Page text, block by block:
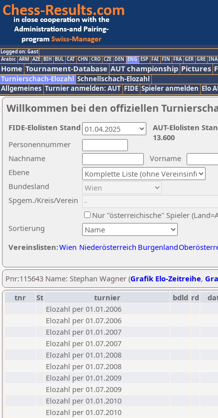
Logged on: Gast
Arabic ARM AZE BIH BUL CAT CHN CRO CZE DEN ENG ESP FAI FIN FRA GER GRE INA
Home Tournament-Database AUT championship Pictures
Turnierschach-Elozahl Schnellschach-Elozahl
Allgemeines Turnier anmelden: AUT FIDE Spieler anmelden Elo
Willkommen bei den offiziellen
Nachname
Vorname
Ebene
Sortierung
Personennummer
Bundesland
Spgem./Kreis/Verein
Nur "österreichische" Spieler
Vereinslisten:Wien Niederösterreich Burgenland
AUT-Elolisten
13.600
FIDE-Elolisten Stand
Pnr:115643 Name: Stephan Wagner (Grafik Elo-Zeitreihe,
tnr
St turnier bdld rd
Elozahl per 01.01.2006
Elozahl per 01.07.2006
Elozahl per 01.01.2007
Elozahl per 01.07.2007
Elozahl per 01.01.2008
Elozahl per 01.07.2008
Elozahl per 01.01.2009
Elozahl per 01.07.2009
Elozahl per 01.01.2010
Elozahl per 01.07.2010